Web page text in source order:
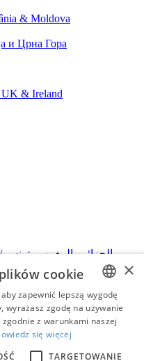
& Moldova
и Црна Гора
& Ireland
/ الجزائر والمغرب وتونس
ENGLISH
GERMAN
×
cookie
zapewnić lepszą wygodę
wyrażasz zgodę na używanie
z warunkami naszej
się więcej
TARGETOWANIE